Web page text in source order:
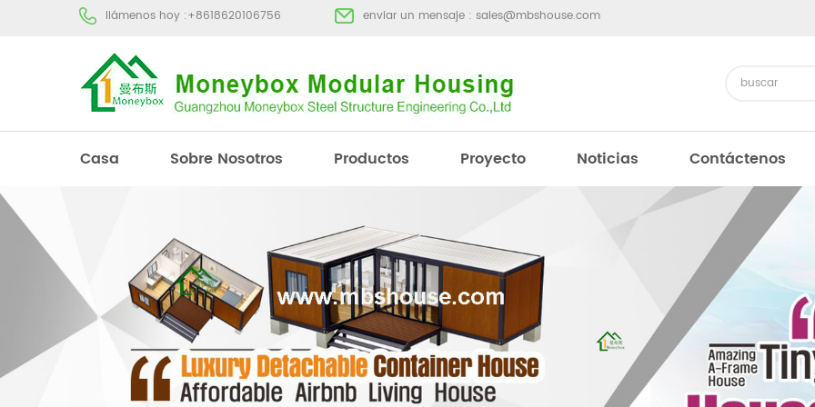
llámenos hoy :+8618620106756 enviar un mensaje : sales@mbshouse.com
Casa Sobre Nosotros Productos Proyecto Noticias Contáctenos